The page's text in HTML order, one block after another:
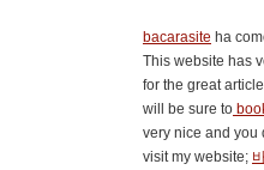
bacarasite ha
This website has
for the great
will be sure to
very nice and you
visit my website;